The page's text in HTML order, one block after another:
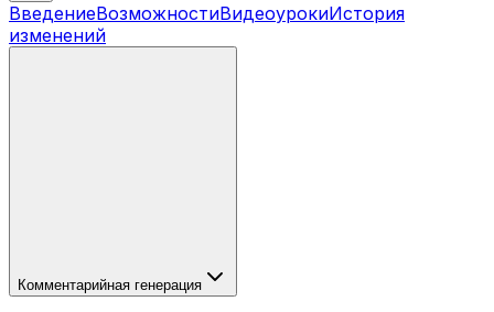
ВведениеВозможностиВидеоурокиИстория
изменений
Комментарийная генерация